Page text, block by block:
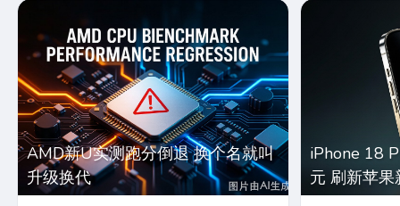
AMD新U实测跑分倒退 换个名就叫
升级换代
iPhone 18
元 刷新苹果